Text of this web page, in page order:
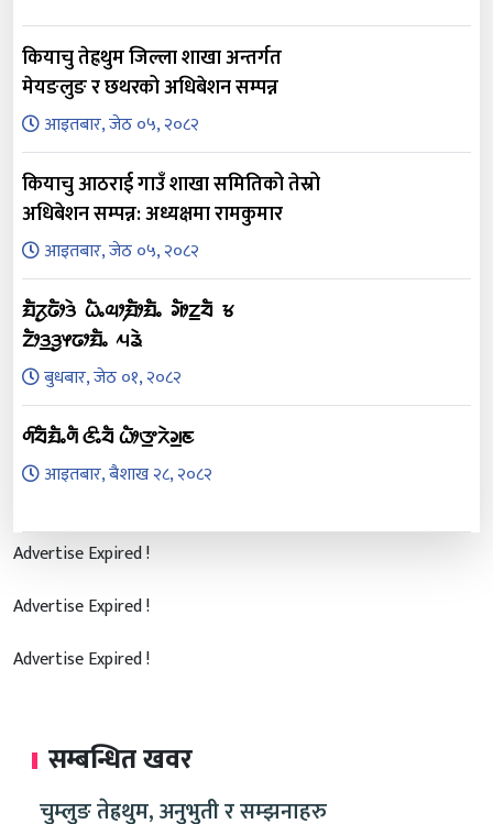
कियाचु तेह्रथुम जिल्ला शाखा अन्तर्गत
मेयङलुङ र छथरको अधिबेशन सम्पन्न
आइतबार, जेठ ०५, २०८२
कियाचु आठराई गाउँ शाखा समितिको तेस्रो
अधिबेशन सम्पन्न: अध्यक्षमा रामकुमार
आइतबार, जेठ ०५, २०८२
ᤀᤠᤖᤢᤒᤥᤋᤧ ᤐᤠᤱᤓᤣ᤹ᤀᤥᤀᤠᤱ ᤆᤥᤁ᤻ᤔᤠ ᤃ
ᤁᤥᤋ᤻ᤋᤢᤶᤒᤣᤀᤠᤱ ᤘᤕᤧ
बुधबार, जेठ ०१, २०८२
ᤛᤡᤔᤠᤀᤠᤱᤛᤠ ᤜᤡᤱᤔᤠ ᤐᤥᤅ᤻ᤖᤧᤆ᤻ᤇ
आइतबार, बैशाख २८, २०८२
Advertise Expired !
Advertise Expired !
Advertise Expired !
सम्बन्धित खवर
चुम्लुङ तेह्रथुम, अनुभुती र सम्झनाहरु